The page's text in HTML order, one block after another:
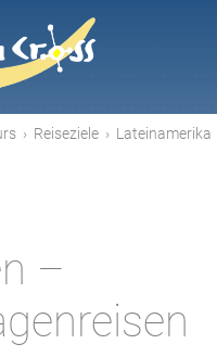
› Reiseziele › Lateinamerika
–